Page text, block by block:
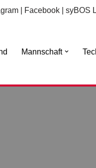
Facebook syBOS
Mannschaft